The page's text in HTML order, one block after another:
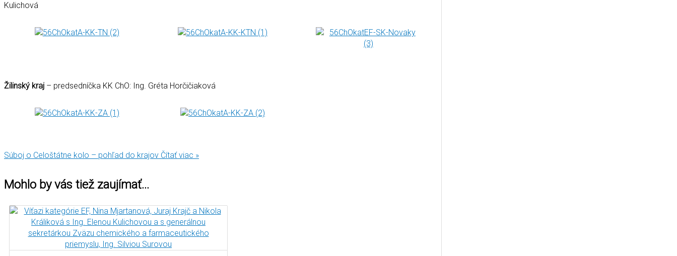
Kulichová
Žilinský kraj – predsedníčka KK ChO: Ing. Gréta Horčičiaková
Súboj o Celoštátne kolo – pohľad do krajov Čítať viac »
Mohlo by vás tiež zaujímať…